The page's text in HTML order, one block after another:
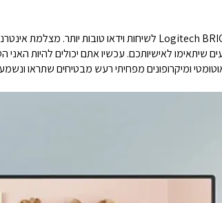
שיתאימו לאישיותכם. עכשיו אתם יכולים להיות
ומיקרופונים מפחיתי רעש מבטיחים שתראו